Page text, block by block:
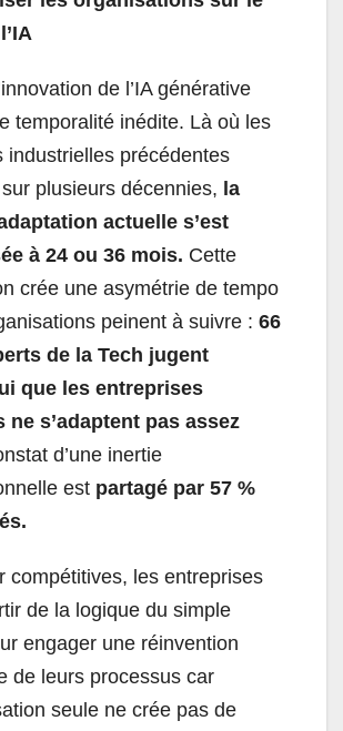
de l’IA générative
temporalité inédite. Là où les
industrielles précédentes
sur plusieurs décennies, la
actuelle s’est
à 24 ou 36 mois. Cette
crée une asymétrie de tempo
peinent à suivre : 66
de la Tech jugent
que les entreprises
ne s’adaptent pas assez
d’une inertie
est partagé par 57 %
compétitives, les entreprises
de la logique du simple
engager une réinvention
de leurs processus car
seule ne crée pas de